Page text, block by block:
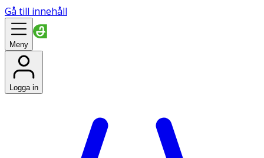
Gå till innehåll
Meny
Logga in